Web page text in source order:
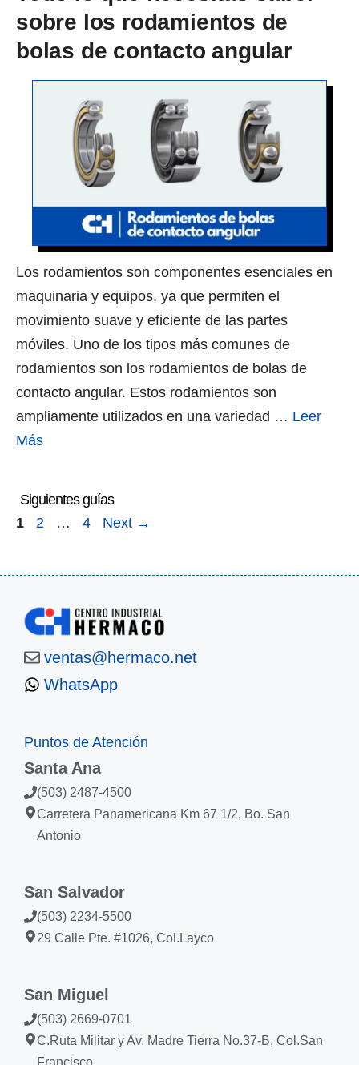
sobre los rodamientos de
bolas de contacto angular
Los rodamientos son componentes esenciales en
maquinaria y equipos, ya que permiten el
movimiento suave y eficiente de las partes
móviles. Uno de los tipos más comunes de
rodamientos son los rodamientos de bolas de
contacto angular. Estos rodamientos son
ampliamente utilizados en una variedad … Leer
Más
Page
1 Page
2 … Page
4 Next →
ventas@hermaco.net
WhatsApp
Puntos de Atención
Santa Ana
(503) 2487-4500
Carretera Panamericana Km 67 1/2, Bo. San
Antonio
San Salvador
(503) 2234-5500
29 Calle Pte. #1026, Col.Layco
San Miguel
(503) 2669-0701
C.Ruta Militar y Av. Madre Tierra No.37-B, Col.San
Francisco